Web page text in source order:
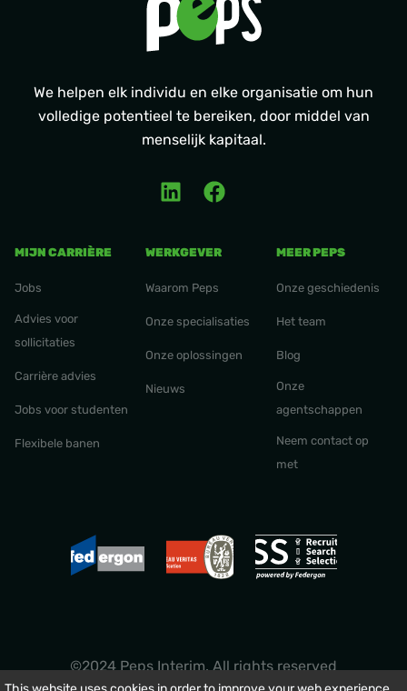
We helpen elk individu en elke organisatie om hun
volledige potentieel te bereiken, door middel van
menselijk kapitaal.
MIJN CARRIÈRE
Jobs
Advies voor
sollicitaties
Carrière advies
Jobs voor studenten
Flexibele banen
WERKGEVER
Waarom Peps
Onze specialisaties
Onze oplossingen
Nieuws
MEER PEPS
Onze geschiedenis
Het team
Blog
Onze
agentschappen
Neem contact op
met
©2024 Peps Interim. All rights reserved